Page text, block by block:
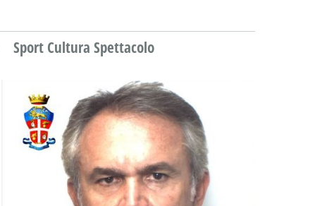
Sport Cultura Spettacolo